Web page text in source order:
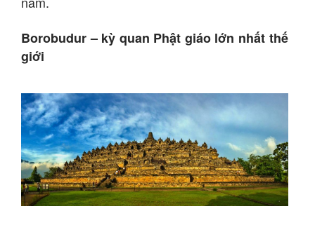
Borobudur – kỳ quan Phật giáo lớn nhất thế
giới